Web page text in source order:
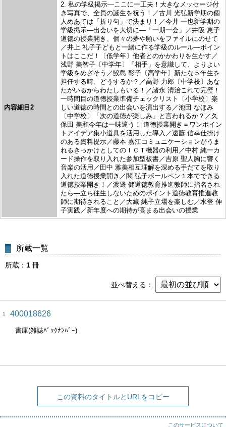
内容細目2
2. 私の学級掲示―ここに一工夫！大きなメッセージ付
き写真で、全員の誕生を祝う！／古川 光弘新学期の個
人めあては「折り句」で決まり！／今井 一也新学期の
学級掲示―出会いを大切に―「一期一会」／井阪 恵子
道徳の授業開き、個々の夢や願いをファイルにのせて
／井上 礼子子どもと一緒に作る学級のルール―ポイン
トはここだ！〔低学年〕他者とのかかわりを生かす／
浅野 美智子〔中学年〕「相手」を意識して、よりよい
学級をめざそう／鮫島 彰子〔高学年〕新たな５年生を
担任する時、どうするか？／高野 力郎〔中学校〕あな
たがいるからわたしもいる！／諸永 清治これで完璧！
一時間目の道徳授業準備チェックリスト〔小学校〕楽
しい道徳の時間との出会いを演出する／池田 なほみ
〔中学校〕「次の道徳が楽しみ」と言われるか？／久
保田 美和今年は一味違う！ 道徳授業開き＝ワンポイン
トアイデア集小道具を活用した導入／遠藤 信幸仕掛け
のある資料提示／藤本 嘉江コミュニケーションがうま
れるきっかけとしてのＩＣＴ機器の利用／中村 純一カ
ード操作を取り入れた参加型板書／吉原 聖人胸に響く
音楽の活用／田中 雅美相互理解を深める手だてを取り
入れた道徳授業開き／関 弘子ボールペン１本でできる
道徳授業開き！／渡邊 健道徳教育推進教師に指名され
たら―立ち往生しないためのポイント道徳教育推進教
師に期待されること／大藏 純子立場を楽しむ／水登 伸
子実践／新年度への期待が高まる出会いの授業
所蔵一覧
所蔵 1 冊
並べ替える
1 400018626
書庫(雑誌ﾊﾞｯｸﾅﾝﾊﾞｰ)
この資料のタイトルとURLをコピー
このサービスについて